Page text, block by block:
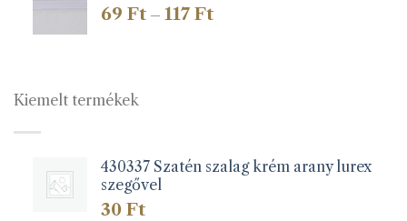
69 Ft – 117 FtÁrtartomány:
Kiemelt termékek
430337 Szatén szalag krém arany lurex
szegővel
30 Ft